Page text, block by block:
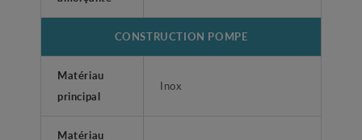
CONSTRUCTION POMPE
Matériau
principal
Inox
Matériau